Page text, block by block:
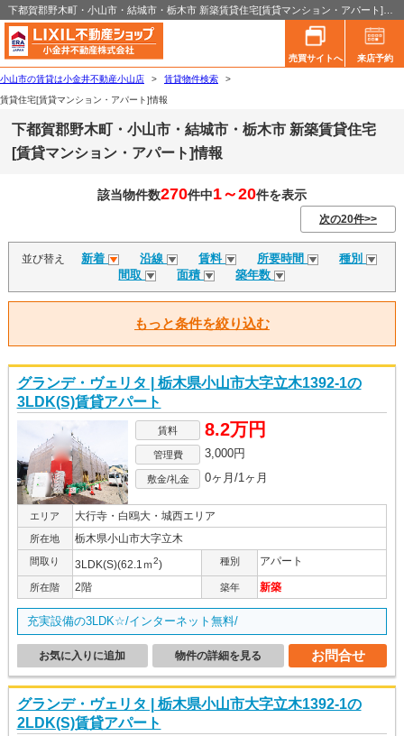
下都賀郡野木町・小山市・結城市・栃木市 新築賃貸住宅[賃貸マンション・アパート]情報
売買サイトへ 来店予約
小山市の賃貸は小金井不動産小山店 > 賃貸物件検索 >
賃貸住宅[賃貸マンション・アパート]情報
下都賀郡野木町・小山市・結城市・栃木市 新築賃貸住宅
[賃貸マンション・アパート]情報
該当物件数270件中1～20件を表示
次の20件>>
並び替え 新着 沿線 賃料 所要時間
種別
間取
面積 築年数
もっと条件を絞り込む
グランデ・ヴェリタ | 栃木県小山市大字立木1392-1の
3LDK(S)賃貸アパート
賃料 8.2万円
管理費 3,000円
敷金/礼金 0ヶ月/1ヶ月
エリア 大行寺・白鴎大・城西エリア
所在地 栃木県小山市大字立木
間取り 3LDK(S)(62.1ｍ2) 種別 アパート
所在階 2階 築年 新築
充実設備の3LDK☆/インターネット無料/
お問合せ
物件の詳細を見る
お気に入りに追加
グランデ・ヴェリタ | 栃木県小山市大字立木1392-1の
2LDK(S)賃貸アパート